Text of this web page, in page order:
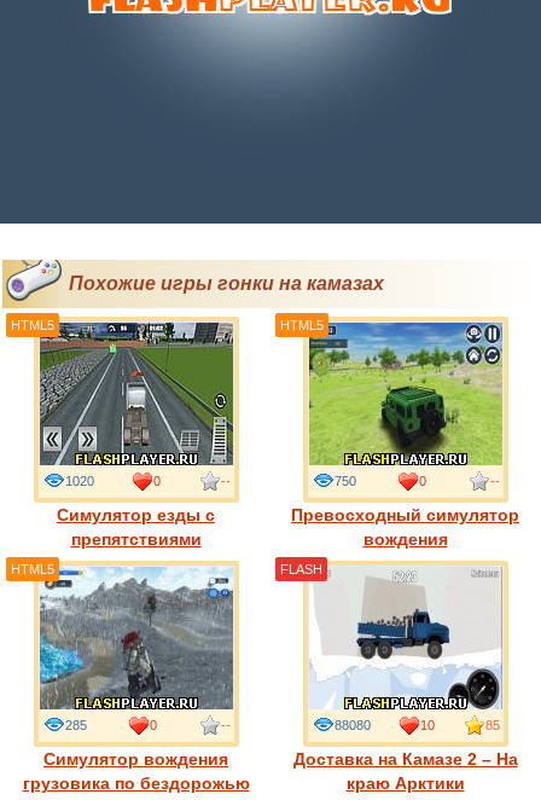
Похожие игры гонки на камазах
Симулятор езды с
препятствиями
1020 0 --
HTML5
Превосходный симулятор
вождения
750 0 --
HTML5
Симулятор вождения
грузовика по бездорожью
285 0 --
HTML5
Доставка на Камазе 2 – На
краю Арктики
88080 10 85
FLASH